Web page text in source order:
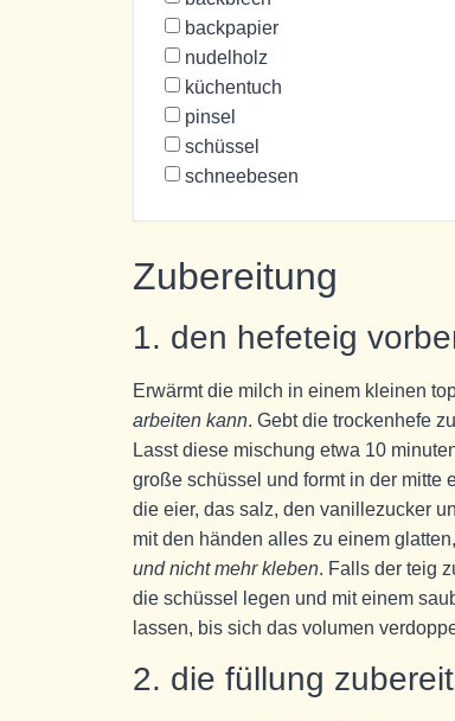
backpapier
nudelholz
küchentuch
pinsel
schüssel
schneebesen
Zubereitung
1. den hefeteig
Erwärmt die milch in einem kleinen
arbeiten kann. Gebt die trockenhefe
Lasst diese mischung etwa 10
große schüssel und formt in der mitte
die eier, das salz, den vanillezucker
mit den händen alles zu einem
und nicht mehr kleben. Falls der teig
die schüssel legen und mit einem
lassen, bis sich das volumen
2. die füllung